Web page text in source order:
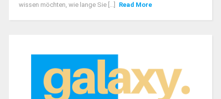
wissen möchten, wie lange Sie [...]
Read More